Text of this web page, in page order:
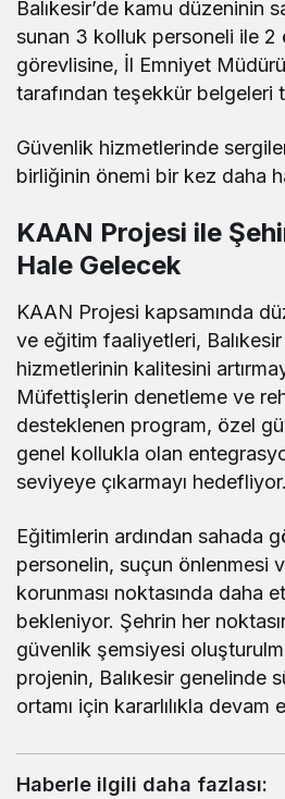
Balıkesir’de kamu düzeninin
sunan 3 kolluk personeli ile 2
görevlisine, İl Emniyet
tarafından teşekkür belgeleri
Güvenlik hizmetlerinde
birliğinin önemi bir kez daha
KAAN Projesi ile
Hale Gelecek
KAAN Projesi kapsamında
ve eğitim faaliyetleri,
hizmetlerinin kalitesini
Müfettişlerin denetleme ve
desteklenen program, özel
genel kollukla olan
seviyeye çıkarmayı hedefliyor.
Eğitimlerin ardından sahada
personelin, suçun önlenmesi
korunması noktasında daha
bekleniyor. Şehrin her
güvenlik şemsiyesi
projenin, Balıkesir genelinde
ortamı için kararlılıkla devam
Haberle ilgili daha fazlası: